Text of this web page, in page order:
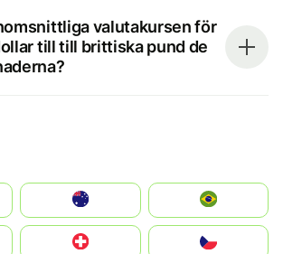
valutakursen för
till till brittiska pund de